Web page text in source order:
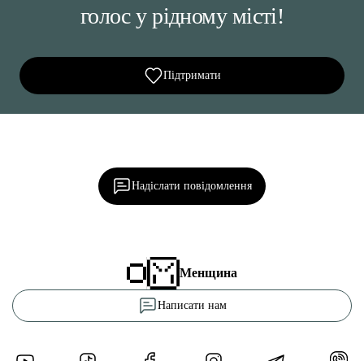
голос у рідному місті!
Підтримати
Надіслати повідомлення
Менщина
Написати нам